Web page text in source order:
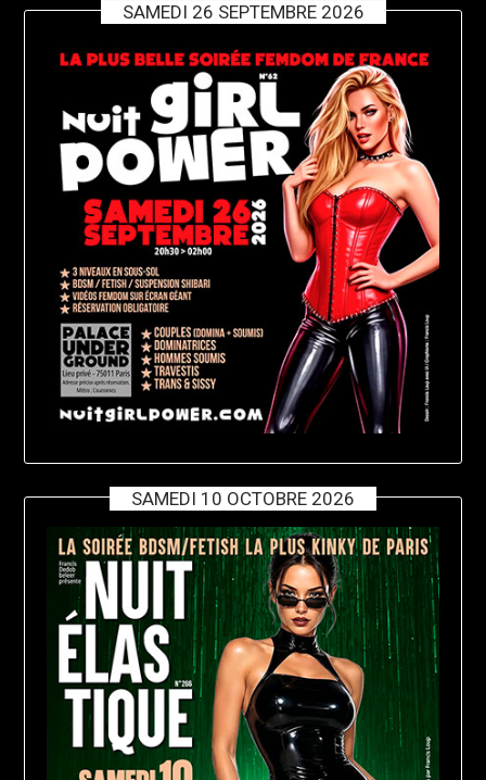
SAMEDI 26 SEPTEMBRE 2026
SAMEDI 10 OCTOBRE 2026